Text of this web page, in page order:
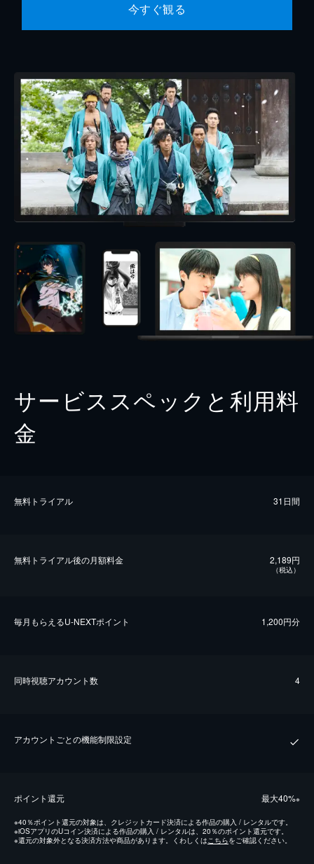
今すぐ観る
サービススペックと利用料
金
無料トライアル 31日間
無料トライアル後の⽉額料金 2,189円
（税込）
毎⽉もらえるU-NEXTポイント 1,200円分
同時視聴アカウント数 4
アカウントごとの機能制限設定
ポイント還元 最⼤40%※
※40％ポイント還元の対象は、クレジットカード決済による作品の購入 / レンタルです。
※iOSアプリのUコイン決済による作品の購入 / レンタルは、20％のポイント還元です。
※還元の対象外となる決済方法や商品があります。くわしくはこちらをご確認ください。